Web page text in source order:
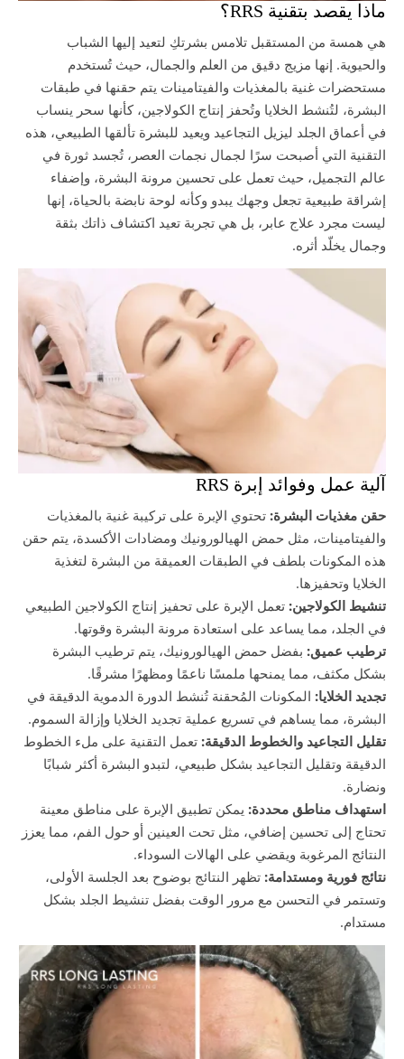
ماذا يقصد بتقنية RRS؟
هي همسة من المستقبل تلامس بشرتكِ لتعيد إليها الشباب
والحيوية. إنها مزيج دقيق من العلم والجمال، حيث تُستخدم
مستحضرات غنية بالمغذيات والفيتامينات يتم حقنها في طبقات
البشرة، لتُنشط الخلايا وتُحفز إنتاج الكولاجين، كأنها سحر ينساب
في أعماق الجلد ليزيل التجاعيد ويعيد للبشرة تألقها الطبيعي، هذه
التقنية التي أصبحت سرًا لجمال نجمات العصر، تُجسد ثورة في
عالم التجميل، حيث تعمل على تحسين مرونة البشرة، وإضفاء
إشراقة طبيعية تجعل وجهك يبدو وكأنه لوحة نابضة بالحياة، إنها
ليست مجرد علاج عابر، بل هي تجربة تعيد اكتشاف ذاتك بثقة
وجمال يخلّد أثره.
آلية عمل وفوائد إبرة RRS
حقن مغذيات البشرة: تحتوي الإبرة على تركيبة غنية بالمغذيات
والفيتامينات، مثل حمض الهيالورونيك ومضادات الأكسدة، يتم حقن
هذه المكونات بلطف في الطبقات العميقة من البشرة لتغذية
الخلايا وتحفيزها.
تنشيط الكولاجين: تعمل الإبرة على تحفيز إنتاج الكولاجين الطبيعي
في الجلد، مما يساعد على استعادة مرونة البشرة وقوتها.
ترطيب عميق: بفضل حمض الهيالورونيك، يتم ترطيب البشرة
بشكل مكثف، مما يمنحها ملمسًا ناعمًا ومظهرًا مشرقًا.
تجديد الخلايا: المكونات المُحقنة تُنشط الدورة الدموية الدقيقة في
البشرة، مما يساهم في تسريع عملية تجديد الخلايا وإزالة السموم.
تقليل التجاعيد والخطوط الدقيقة: تعمل التقنية على ملء الخطوط
الدقيقة وتقليل التجاعيد بشكل طبيعي، لتبدو البشرة أكثر شبابًا
ونضارة.
استهداف مناطق محددة: يمكن تطبيق الإبرة على مناطق معينة
تحتاج إلى تحسين إضافي، مثل تحت العينين أو حول الفم، مما يعزز
النتائج المرغوبة ويقضي على الهالات السوداء.
نتائج فورية ومستدامة: تظهر النتائج بوضوح بعد الجلسة الأولى،
وتستمر في التحسن مع مرور الوقت بفضل تنشيط الجلد بشكل
مستدام.